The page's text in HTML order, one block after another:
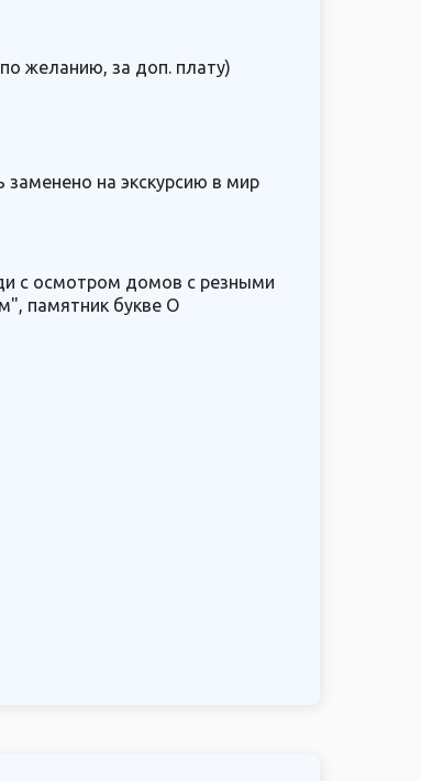
желанию, за доп. плату)
на экскурсию в мир
с осмотром домов с резными
памятник букве О